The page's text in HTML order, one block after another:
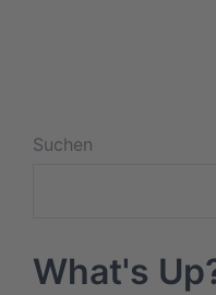
Suchen
What's